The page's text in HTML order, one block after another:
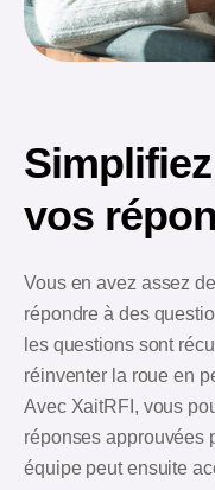
vos
Vous en avez assez
répondre à des
les questions sont
réinventer la roue en
Avec XaitRFI, vous
réponses approuvées
équipe peut ensuite